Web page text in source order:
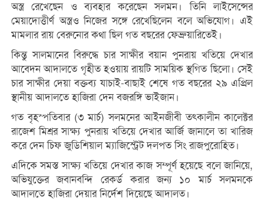
অস্ত্র রেখেছেন ও ব্যবহার করেছেন সলমন। তিনি লাইসেন্সের
মেয়াদোত্তীর্ণ অস্ত্রও নিজের সঙ্গে রেখেছিলেন বলে অভিযোগ। এই
মামলার রায় বেরুনোর কথা ছিল গত বছরের ফেব্রুয়ারিতেই।
কিন্তু সালমানের বিরুদ্ধে চার সাক্ষীর বয়ান পুনরায় খতিয়ে দেখার
আবেদন আদালতে গৃহীত হওয়ায় রায়টি সাময়িক স্থগিত ছিলো। সেই
চার সাক্ষীর দেয়া বক্তব্য যাচাই-বাছাই শেষে গত বছরের ২৯ এপ্রিল
স্থানীয় আদালতে হাজিরা দেন বজরঙ্গি ভাইজান।
গত বৃহস্পতিবার (৩ মার্চ) সলমনের আইনজীবী তত্‍‌কালীন কালেক্টর
রাজেশ মিশ্রর সাক্ষ্য পুনরায় খতিয়ে দেখার আর্জি জানালে তা খারিজ
করে দেন চিফ জুডিশিয়াল ম্যাজিস্ট্রেট দলপত সিং রাজপুরোহিত।
এদিকে সমস্ত সাক্ষ্য খতিয়ে দেখার কাজ সম্পূর্ণ হয়েছে বলে জানিয়ে,
অভিযুক্তের জবানবন্দি রেকর্ড করার জন্য ১০ মার্চ সলমনকে
আদালতে হাজিরা দেয়ার নির্দেশ দিয়েছে আদালত।